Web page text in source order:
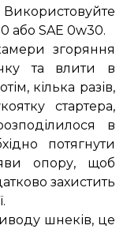
або SAE 0w30.
згоряння
та влити в
кілька разів,
стартера,
в
потягнути
опору, щоб
захистить
шнеків, це